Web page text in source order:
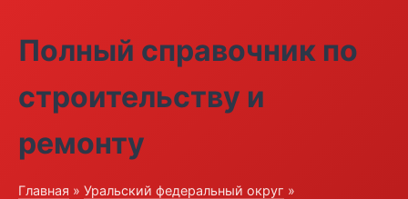
Полный справочник по
строительству и
ремонту
Главная » Уральский федеральный округ »